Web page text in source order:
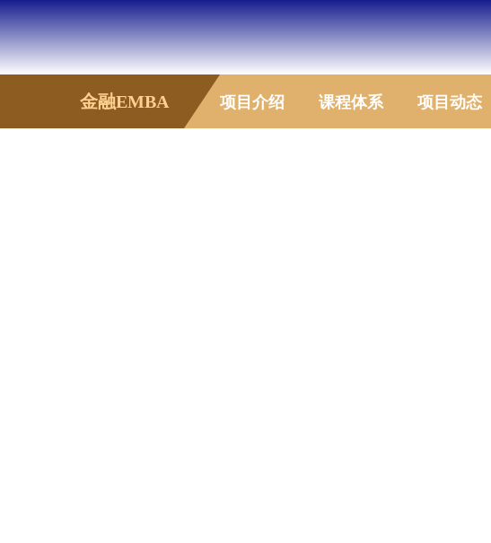
金融EMBA 项目介绍 课程体系 项目动态